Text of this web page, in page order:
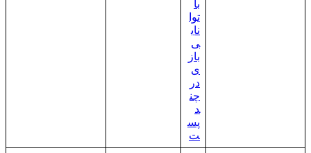
با
توا
نای
ی
باز
ی
در
چن
د
پس
ت